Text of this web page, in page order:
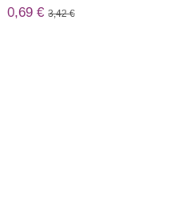
0,69 €3,42 €